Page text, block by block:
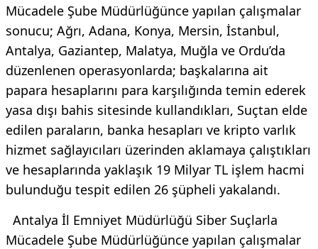
Mücadele Şube Müdürlüğünce yapılan çalışmalar
sonucu; Ağrı, Adana, Konya, Mersin, İstanbul,
Antalya, Gaziantep, Malatya, Muğla ve Ordu’da
düzenlenen operasyonlarda; başkalarına ait
papara hesaplarını para karşılığında temin ederek
yasa dışı bahis sitesinde kullandıkları, Suçtan elde
edilen paraların, banka hesapları ve kripto varlık
hizmet sağlayıcıları üzerinden aklamaya çalıştıkları
ve hesaplarında yaklaşık 19 Milyar TL işlem hacmi
bulunduğu tespit edilen 26 şüpheli yakalandı.
Antalya İl Emniyet Müdürlüğü Siber Suçlarla
Mücadele Şube Müdürlüğünce yapılan çalışmalar